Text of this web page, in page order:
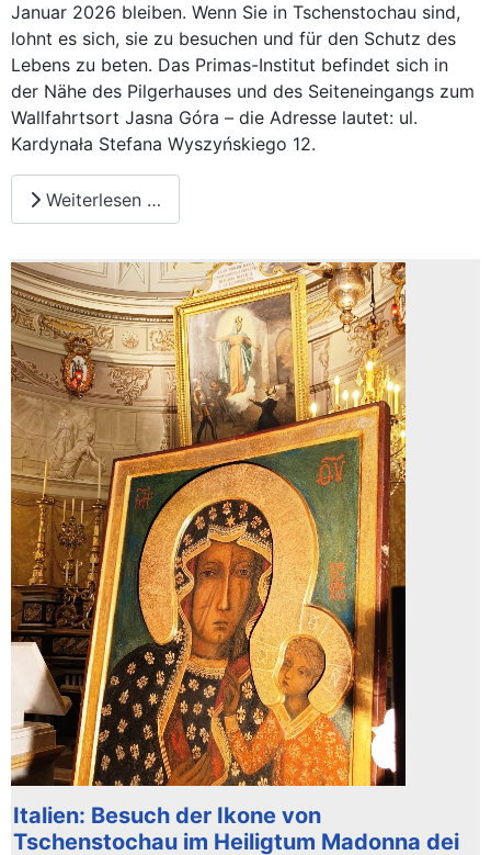
Januar 2026 bleiben. Wenn Sie in Tschenstochau sind,
lohnt es sich, sie zu besuchen und für den Schutz des
Lebens zu beten. Das Primas-Institut befindet sich in
der Nähe des Pilgerhauses und des Seiteneingangs zum
Wallfahrtsort Jasna Góra – die Adresse lautet: ul.
Kardynała Stefana Wyszyńskiego 12.
Weiterlesen …
Italien: Besuch der Ikone von
Tschenstochau im Heiligtum Madonna dei